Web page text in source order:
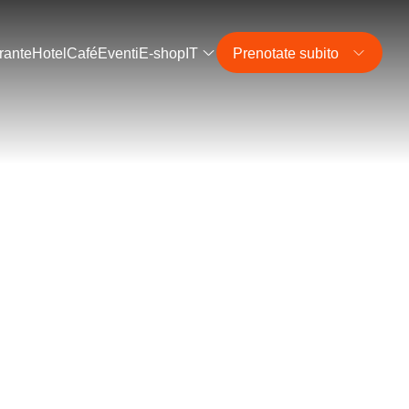
HotelCaféEventiE-shopIT Prenotate subito